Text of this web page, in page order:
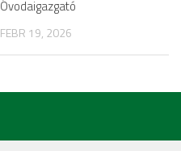
Óvodaigazgató
FEBR 19, 2026